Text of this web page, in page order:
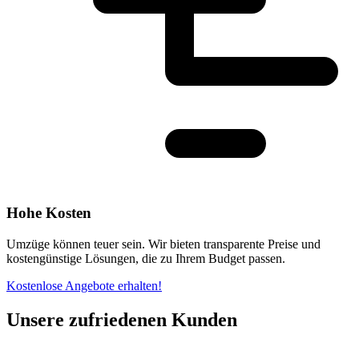
Hohe Kosten
Umzüge können teuer sein. Wir bieten transparente Preise und
kostengünstige Lösungen, die zu Ihrem Budget passen.
Kostenlose Angebote erhalten!
Unsere zufriedenen Kunden